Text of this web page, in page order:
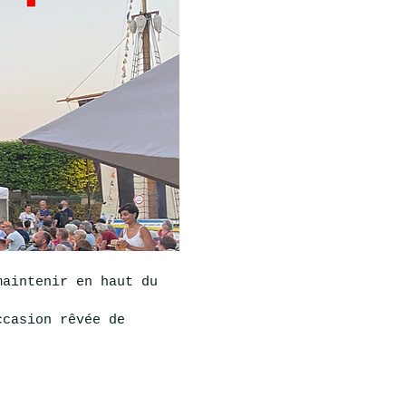
en haut du
rêvée de